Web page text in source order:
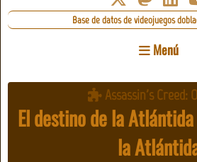
Base de datos de videojuegos
Menú
Assassin's Creed:
El destino de la
la